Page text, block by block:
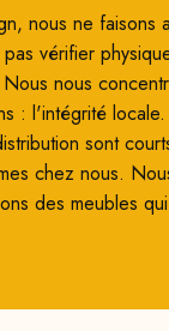
nous ne faisons
vérifier
nous
: l'intégrité
sont
chez nous.
des meubles